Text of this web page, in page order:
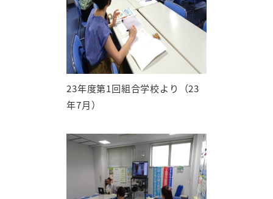
23年度第1回組合学校より（23
年7月）